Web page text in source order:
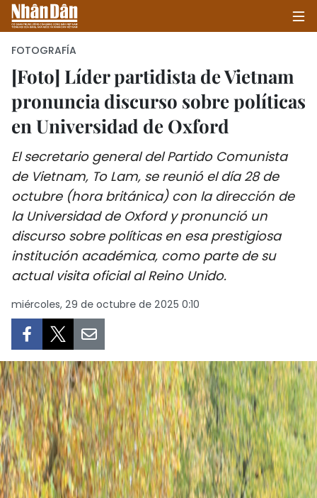
INICIO
POLÍTICA
ECONOMÍA
SOCIEDAD
SALUD - MEDIO AMBIENTE
CULTURA - ENTRETENIMIENTO
INTERNACIONAL
VIAJES
PUENTE DE AMISTAD
HISTORIAS MULTIMEDIA
FOTOGRAFÍA
FOTOGRAFÍA
[Foto] Líder partidista de Vietnam
pronuncia discurso sobre políticas
en Universidad de Oxford
El secretario general del Partido Comunista
de Vietnam, To Lam, se reunió el día 28 de
octubre (hora británica) con la dirección de
la Universidad de Oxford y pronunció un
discurso sobre políticas en esa prestigiosa
institución académica, como parte de su
actual visita oficial al Reino Unido.
miércoles, 29 de octubre de 2025 0:10